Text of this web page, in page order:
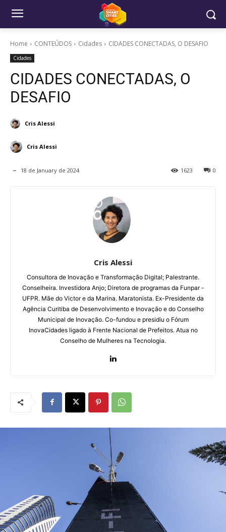
Home CONTEÚDOS Cidades CIDADES CONECTADAS, O DESAFIO
Cidades
CIDADES CONECTADAS, O
DESAFIO
Cris Alessi
Cris Alessi
18 de January de 2024 0
1623
Cris Alessi
Consultora de Inovação e Transformação Digital; Palestrante.
Conselheira. Investidora Anjo; Diretora de programas da Funpar -
UFPR. Mãe do Victor e da Marina. Maratonista. Ex-Presidente da
Agência Curitiba de Desenvolvimento e Inovação e do Conselho
Municipal de Inovação. Co-fundou e presidiu o Fórum
InovaCidades ligado à Frente Nacional de Prefeitos. Atua no
Conselho de Mulheres na Tecnologia.